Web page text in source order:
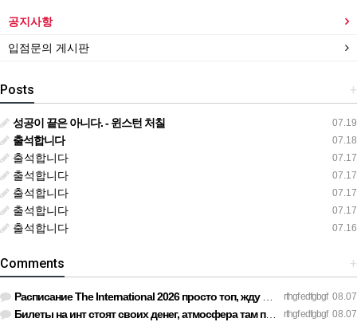
공지사항
입점문의 게시판
+
Posts
07.19
성공이 끝은 아니다. - 윈스턴 처칠
07.18
출석합니다
07.17
출석합니다
07.17
출석합니다
07.17
출석합니다
07.17
출석합니다
07.16
출석합니다
+
Comments
rthgf edfgbgf 08.07
Расписание The International 2026 просто топ, жду финал! htt…
rthgf edfgbgf 08.07
Билеты на инт стоят своих денег, атмосфера там просто непере…